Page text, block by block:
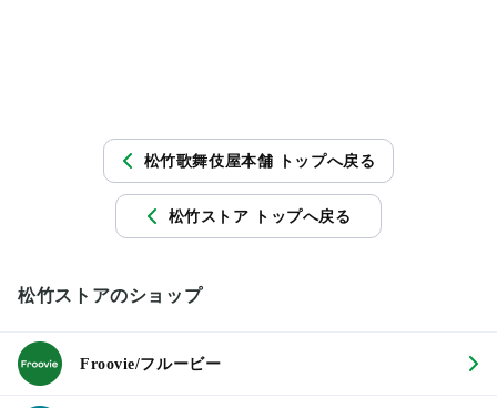
松竹歌舞伎屋本舗 トップへ戻る
松竹ストア トップへ戻る
松竹ストアのショップ
Froovie/フルービー